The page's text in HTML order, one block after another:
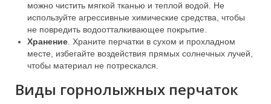
можно чистить мягкой тканью и теплой водой. Не
используйте агрессивные химические средства, чтобы
не повредить водоотталкивающее покрытие.
Хранение . Храните перчатки в сухом и прохладном
месте, избегайте воздействия прямых солнечных лучей,
чтобы материал не потрескался.
Виды горнолыжных перчаток